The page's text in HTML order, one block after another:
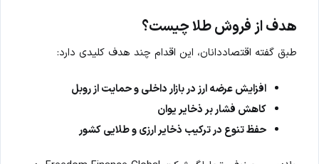
هدف از فروش طلا چیست؟
طبق گفته اقتصاددانان، این اقدام چند هدف کلیدی دارد:
افزایش عرضه ارز در بازار داخلی و حمایت از روبل
کاهش فشار بر ذخایر یوان
حفظ تنوع در ترکیب ذخایر ارزی و طلایی کشور